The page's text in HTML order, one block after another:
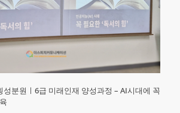
성분원ㅣ6급 미래인재 양성과정 – AI시대에 꼭